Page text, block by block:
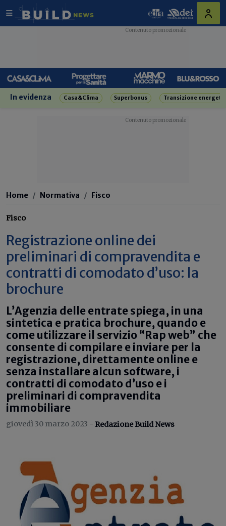
In evidenza Casa&Clima Superbonus Transizione
Home Normativa Fisco
Fisco
Registrazione online dei
preliminari di compravendita e
contratti di comodato d’uso: la
brochure
L’Agenzia delle entrate spiega, in una
sintetica e pratica brochure, quando e
come utilizzare il servizio “Rap web” che
consente di compilare e inviare per la
registrazione, direttamente online e
senza installare alcun software, i
contratti di comodato d’uso e i
preliminari di compravendita
immobiliare
giovedì 30 marzo 2023 - Redazione Build News